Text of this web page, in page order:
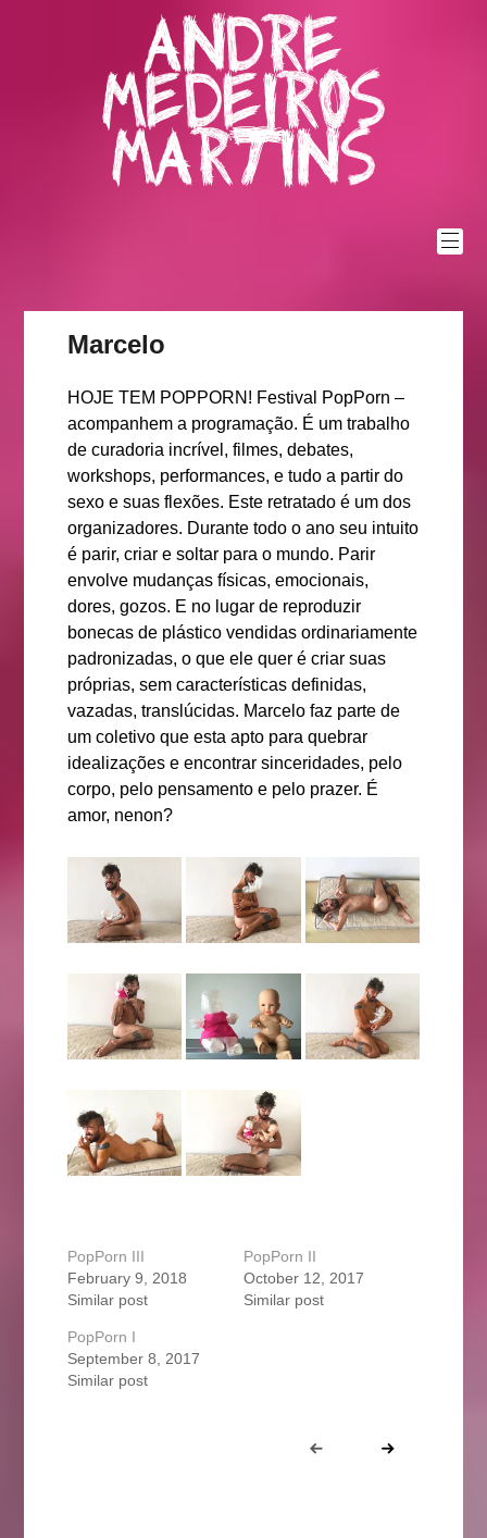
Andre
Medeiros
Martins
Marcelo
HOJE TEM POPPORN! Festival PopPorn –
acompanhem a programação. É um trabalho
de curadoria incrível, filmes, debates,
workshops, performances, e tudo a partir do
sexo e suas flexões. Este retratado é um dos
organizadores. Durante todo o ano seu intuito
é parir, criar e soltar para o mundo. Parir
envolve mudanças físicas, emocionais,
dores, gozos. E no lugar de reproduzir
bonecas de plástico vendidas ordinariamente
padronizadas, o que ele quer é criar suas
próprias, sem características definidas,
vazadas, translúcidas. Marcelo faz parte de
um coletivo que esta apto para quebrar
idealizações e encontrar sinceridades, pelo
corpo, pelo pensamento e pelo prazer. É
amor, nenon?
PopPorn III
February 9, 2018
Similar post
PopPorn II
October 12, 2017
Similar post
PopPorn I
September 8, 2017
Similar post